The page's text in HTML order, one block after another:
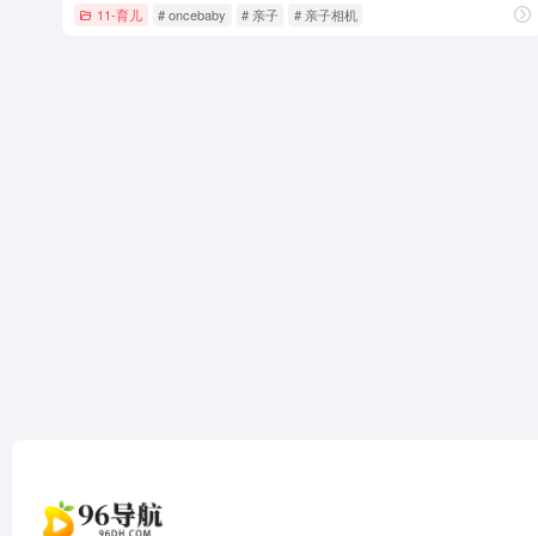
11-育儿 # oncebaby # 亲子 # 亲子相机